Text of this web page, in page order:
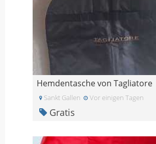
Hemdentasche von Tagliatore
Sankt Gallen Vor einigen Tagen
Gratis